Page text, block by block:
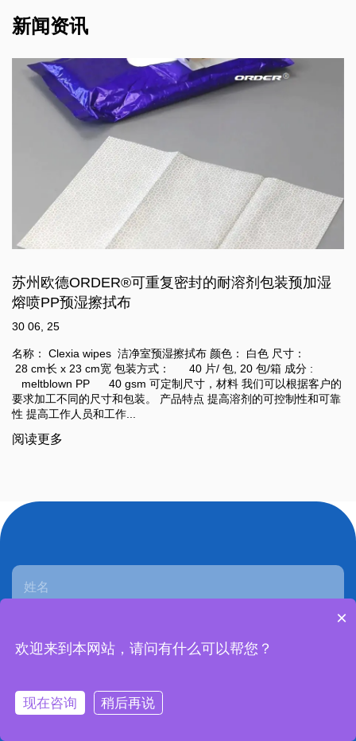
新闻资讯
:
靠
苏州欧德ORDER®电动汽车储能锂离子电池电极
压机擦辊无尘清洁布
21 05, 25
ORDER®锂电池电极碾压机擦辊清洁电极粉末无纺擦拭布 规格
式： 大卷式 颜色 : 白色 单张尺寸 : 宽度从
300mm 至 1500mm 可供不同用途。 包装方式 ： 1卷/箱 , 成
55 % 木浆纤维 / 45 % 聚酯纤维 此类洁净室专用无纺擦拭
产品 尺寸大小、克...
阅读更多
×
欢迎来到本网站，请问有什么可以帮您？
现在咨询 稍后再说